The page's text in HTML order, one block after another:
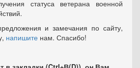
статуса ветерана военной
и замечания по сайту,
напишите нам. Спасибо!